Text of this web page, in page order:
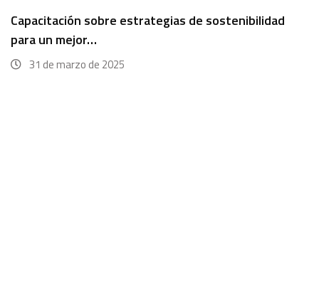
Capacitación sobre estrategias de sostenibilidad
para un mejor…
31 de marzo de 2025